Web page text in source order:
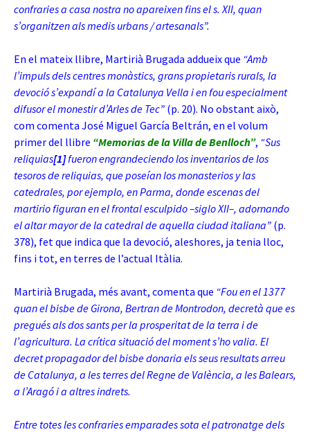
confraries a casa nostra no apareixen fins el s. XII, quan
s’organitzen als medis urbans / artesanals”.
En el mateix llibre, Martirià Brugada addueix que “Amb
l’impuls dels centres monàstics, grans propietaris rurals, la
devoció s’expandí a la Catalunya Vella i en fou especialment
difusor el monestir d’Arles de Tec” (p. 20). No obstant això,
com comenta José Miguel García Beltrán, en el volum
primer del llibre “Memorias de la Villa de Benlloch”, “Sus
reliquias[1]fueron engrandeciendo los inventarios de los
tesoros de reliquias, que poseían los monasterios y las
catedrales, por ejemplo, en Parma, donde escenas del
martirio figuran en el frontal esculpido –siglo XII–, adornando
el altar mayor de la catedral de aquella ciudad italiana” (p.
378), fet que indica que la devoció, aleshores, ja tenia lloc,
fins i tot, en terres de l’actual Itàlia.
Martirià Brugada, més avant, comenta que “Fou en el 1377
quan el bisbe de Girona, Bertran de Montrodon, decretà que es
pregués als dos sants per la prosperitat de la terra i de
l’agricultura. La crítica situació del moment s’ho valia. El
decret propagador del bisbe donaria els seus resultats arreu
de Catalunya, a les terres del Regne de València, a les Balears,
a l’Aragó i a altres indrets.
Entre totes les confraries emparades sota el patronatge dels